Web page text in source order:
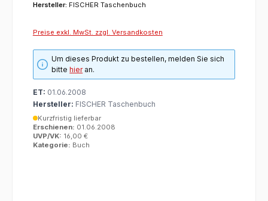
Hersteller: FISCHER Taschenbuch
Preise exkl. MwSt. zzgl. Versandkosten
Um dieses Produkt zu bestellen, melden Sie sich
bittehieran.
ET: 01.06.2008
Hersteller: FISCHER Taschenbuch
Kurzfristig lieferbar
Erschienen: 01.06.2008
UVP/VK: 16,00 €
Kategorie: Buch